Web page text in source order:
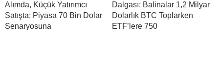
Alımda, Küçük Yatırımcı
Satışta: Piyasa 70 Bin Dolar
Senaryosuna
Dalgası: Balinalar 1,2 Milyar
Dolarlık BTC Toplarken
ETF’lere 750